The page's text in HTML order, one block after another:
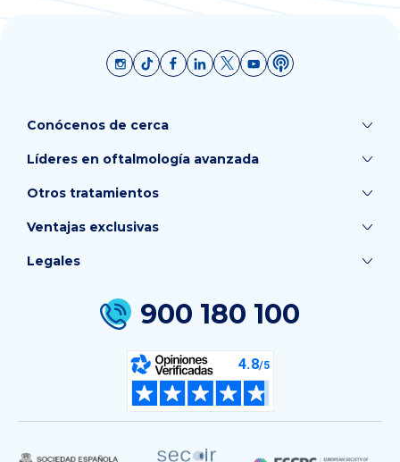
Conócenos de cerca
Líderes en oftalmología avanzada
Otros tratamientos
Ventajas exclusivas
900 180 100
Legales